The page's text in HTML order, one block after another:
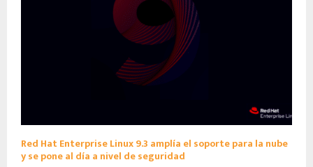
Red Hat Enterprise Linux 9.3 amplía el soporte para la nube
y se pone al día a nivel de seguridad